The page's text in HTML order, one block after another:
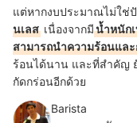
แต่หากงบประมาณไม่ใช่
นเลส เนื่องจากมีน้ำหนัก
สามารถนำความร้อนแล
ร้อนได้นาน และที่สำคัญ
กัดกร่อนอีกด้วย
Barista